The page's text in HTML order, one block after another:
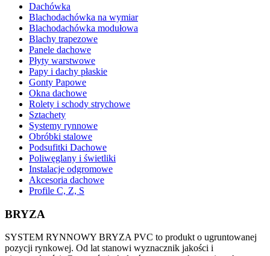
Dachówka
Blachodachówka na wymiar
Blachodachówka modułowa
Blachy trapezowe
Panele dachowe
Płyty warstwowe
Papy i dachy płaskie
Gonty Papowe
Okna dachowe
Rolety i schody strychowe
Sztachety
Systemy rynnowe
Obróbki stalowe
Podsufitki Dachowe
Poliwęglany i świetliki
Instalacje odgromowe
Akcesoria dachowe
Profile C, Z, S
BRYZA
SYSTEM RYNNOWY BRYZA PVC to produkt o ugruntowanej
pozycji rynkowej. Od lat stanowi wyznacznik jakości i